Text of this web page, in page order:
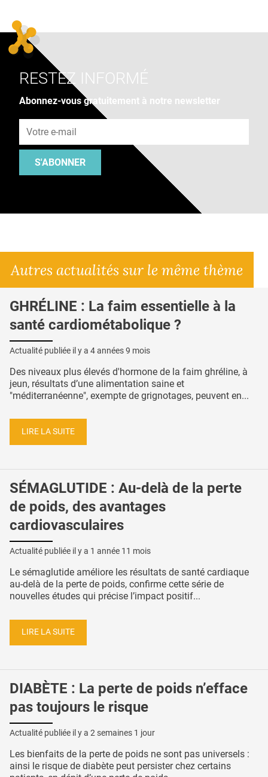
RESTEZ INFORMÉ
Abonnez-vous gratuitement à notre newsletter
S'ABONNER
Autres actualités sur le même thème
GHRÉLINE : La faim essentielle à la
santé cardiométabolique ?
Actualité publiée il y a 4 années 9 mois
Des niveaux plus élevés d'hormone de la faim ghréline, à
jeun, résultats d’une alimentation saine et
"méditerranéenne", exempte de grignotages, peuvent en...
LIRE LA SUITE
SÉMAGLUTIDE : Au-delà de la perte
de poids, des avantages
cardiovasculaires
Actualité publiée il y a 1 année 11 mois
Le sémaglutide améliore les résultats de santé cardiaque
au-delà de la perte de poids, confirme cette série de
nouvelles études qui précise l’impact positif...
LIRE LA SUITE
DIABÈTE : La perte de poids n’efface
pas toujours le risque
Actualité publiée il y a 2 semaines 1 jour
Les bienfaits de la perte de poids ne sont pas universels :
ainsi le risque de diabète peut persister chez certains